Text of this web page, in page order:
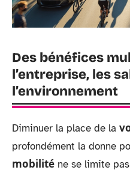
Des bénéfices
l’entreprise, les
l’environnement
Diminuer la place de la
profondément la donne
mobilité ne se limite